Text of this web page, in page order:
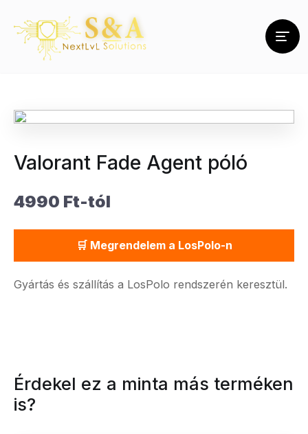
Valorant Fade Agent póló
4990 Ft-tól
🛒 Megrendelem a LosPolo-n
Gyártás és szállítás a LosPolo rendszerén keresztül.
Érdekel ez a minta más terméken
is?